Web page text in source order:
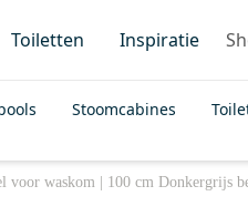
Toiletten Inspiratie
Stoomcabines
voor waskom | 100 cm Donkergrijs